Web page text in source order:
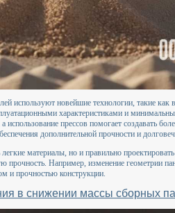
используют новейшие технологии, такие как
характеристиками и
использование прессов помогает создавать
дополнительной прочности и
материалы, но и правильно
Например, изменение геометрии
и прочностью конструкции.
в снижении массы сборных